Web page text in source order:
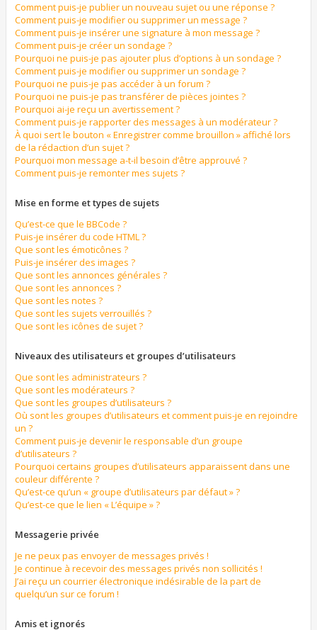
Comment puis-je publier un nouveau sujet ou une réponse ?
Comment puis-je modifier ou supprimer un message ?
Comment puis-je insérer une signature à mon message ?
Comment puis-je créer un sondage ?
Pourquoi ne puis-je pas ajouter plus d’options à un sondage ?
Comment puis-je modifier ou supprimer un sondage ?
Pourquoi ne puis-je pas accéder à un forum ?
Pourquoi ne puis-je pas transférer de pièces jointes ?
Pourquoi ai-je reçu un avertissement ?
Comment puis-je rapporter des messages à un modérateur ?
À quoi sert le bouton « Enregistrer comme brouillon » affiché lors
de la rédaction d’un sujet ?
Pourquoi mon message a-t-il besoin d’être approuvé ?
Comment puis-je remonter mes sujets ?
Mise en forme et types de sujets
Qu’est-ce que le BBCode ?
Puis-je insérer du code HTML ?
Que sont les émoticônes ?
Puis-je insérer des images ?
Que sont les annonces générales ?
Que sont les annonces ?
Que sont les notes ?
Que sont les sujets verrouillés ?
Que sont les icônes de sujet ?
Niveaux des utilisateurs et groupes d’utilisateurs
Que sont les administrateurs ?
Que sont les modérateurs ?
Que sont les groupes d’utilisateurs ?
Où sont les groupes d’utilisateurs et comment puis-je en rejoindre
un ?
Comment puis-je devenir le responsable d’un groupe
d’utilisateurs ?
Pourquoi certains groupes d’utilisateurs apparaissent dans une
couleur différente ?
Qu’est-ce qu’un « groupe d’utilisateurs par défaut » ?
Qu’est-ce que le lien « L’équipe » ?
Messagerie privée
Je ne peux pas envoyer de messages privés !
Je continue à recevoir des messages privés non sollicités !
J’ai reçu un courrier électronique indésirable de la part de
quelqu’un sur ce forum !
Amis et ignorés